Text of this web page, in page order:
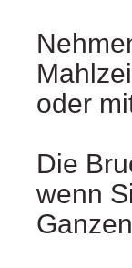
oder
Die
wenn